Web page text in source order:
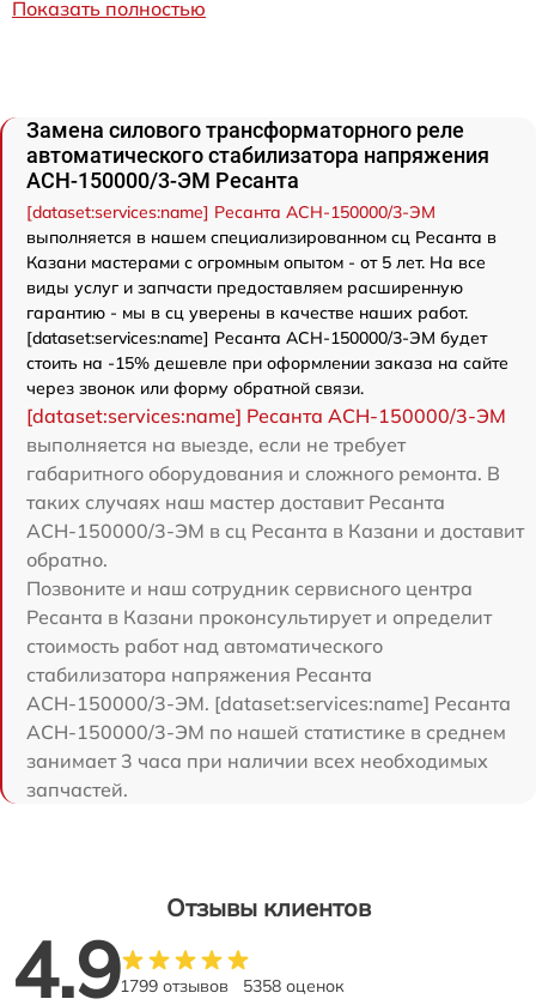
Показать полностью
Замена силового трансформаторного реле
автоматического стабилизатора напряжения
АСН-150000/3-ЭМ Ресанта
[dataset:services:name] Ресанта АСН-150000/3-ЭМ
выполняется в нашем специализированном сц Ресанта в
Казани мастерами с огромным опытом - от 5 лет. На все
виды услуг и запчасти предоставляем расширенную
гарантию - мы в сц уверены в качестве наших работ.
[dataset:services:name] Ресанта АСН-150000/3-ЭМ будет
стоить на -15% дешевле при оформлении заказа на сайте
через звонок или форму обратной связи.
[dataset:services:name] Ресанта АСН-150000/3-ЭМ
выполняется на выезде, если не требует
габаритного оборудования и сложного ремонта. В
таких случаях наш мастер доставит Ресанта
АСН-150000/3-ЭМ в сц Ресанта в Казани и доставит
обратно.
Позвоните и наш сотрудник сервисного центра
Ресанта в Казани проконсультирует и определит
стоимость работ над автоматического
стабилизатора напряжения Ресанта
АСН-150000/3-ЭМ. [dataset:services:name] Ресанта
АСН-150000/3-ЭМ по нашей статистике в среднем
занимает 3 часа при наличии всех необходимых
запчастей.
Отзывы клиентов
4.91799 отзывов 5358 оценок